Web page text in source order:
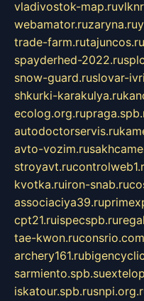
vladivostok-map.ru
webamator.ruzaryna.ru
trade-farm.rutajuncos.ru
spayderhed-2022.ru
snow-guard.ruslovar-
shkurki-karakulya.ru
ecolog.org.ru
autodoctorservis.ru
avto-vozim.ru
stroyavt.ru
kvotka.ruiron-snab.ru
associaciya39.ru
cpt21.ruispecspb.ru
tae-kwon.ru
archery161.ru
sarmiento.spb.su
iskatour.spb.ru